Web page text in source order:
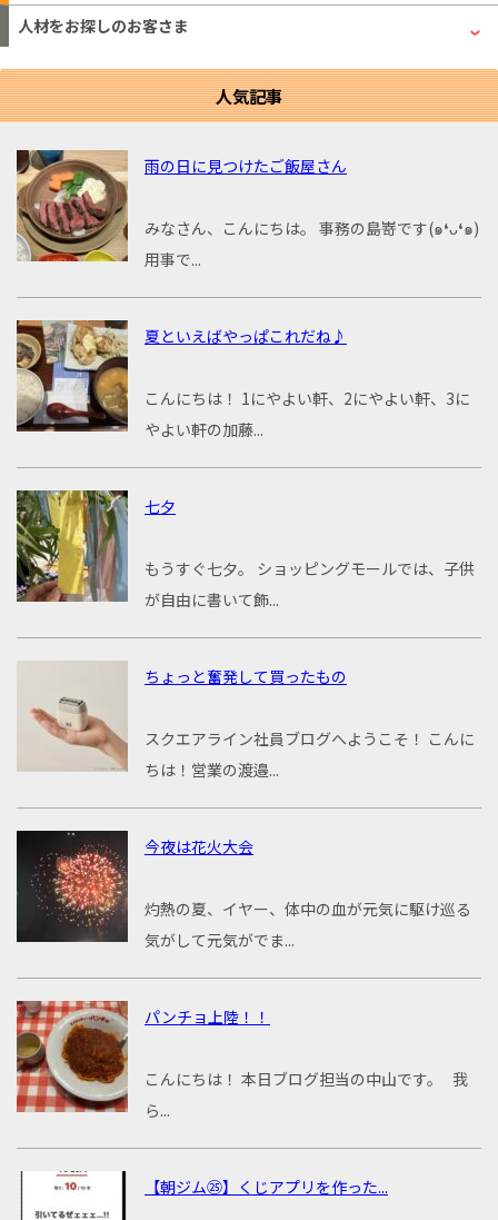
人材をお探しのお客さま
人気記事
雨の日に見つけたご飯屋さん
みなさん、こんにちは。 事務の島嵜です(๑❛ᴗ❛๑)
用事で...
夏といえばやっぱこれだね♪
こんにちは！ 1にやよい軒、2にやよい軒、3に
やよい軒の加藤...
七夕
もうすぐ七夕。 ショッピングモールでは、子供
が自由に書いて飾...
ちょっと奮発して買ったもの
スクエアライン社員ブログへようこそ！ こんに
ちは！営業の渡邉...
今夜は花火大会
灼熱の夏、イヤー、体中の血が元気に駆け巡る
気がして元気がでま...
パンチョ上陸！！
こんにちは！ 本日ブログ担当の中山です。 我
ら...
【朝ジム㉕】くじアプリを作った...